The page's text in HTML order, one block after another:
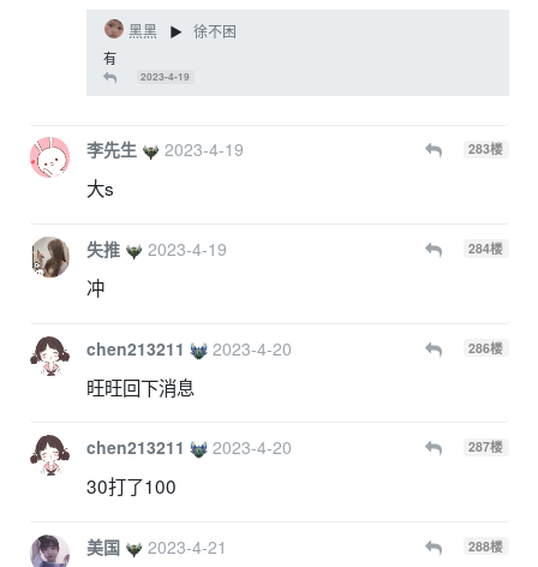
黑黑 ▶徐不困
有
2023-4-19
李先生 2023-4-19 283楼
大s
失推 2023-4-19 284楼
冲
chen213211 2023-4-20 286楼
旺旺回下消息
chen213211 2023-4-20 287楼
30打了100
美国 2023-4-21 288楼